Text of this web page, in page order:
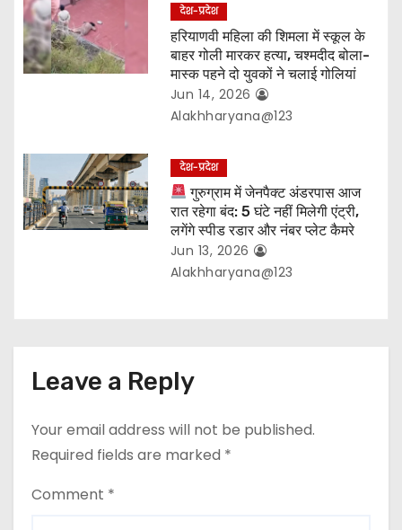
देश-प्रदेश
हरियाणवी महिला की शिमला में स्कूल के
बाहर गोली मारकर हत्या, चश्मदीद बोला-
मास्क पहने दो युवकों ने चलाई गोलियां
Jun 14, 2026
Alakhharyana@123
देश-प्रदेश
गुरुग्राम में जेनपैक्ट अंडरपास आज
रात रहेगा बंद: 5 घंटे नहीं मिलेगी एंट्री,
लगेंगे स्पीड रडार और नंबर प्लेट कैमरे
Jun 13, 2026
Alakhharyana@123
Leave a Reply
Your email address will not be published.
Required fields are marked *
Comment *